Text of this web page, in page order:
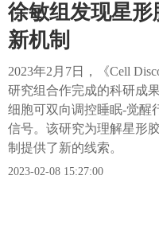
徐敏组发现星
新机制
2023年2月7日，《Cell
研究组合作完成的科研成
细胞可双向调控睡眠-觉醒
信号。该研究为理解星形
制提供了新的线索。
2023-02-08 15:27:00